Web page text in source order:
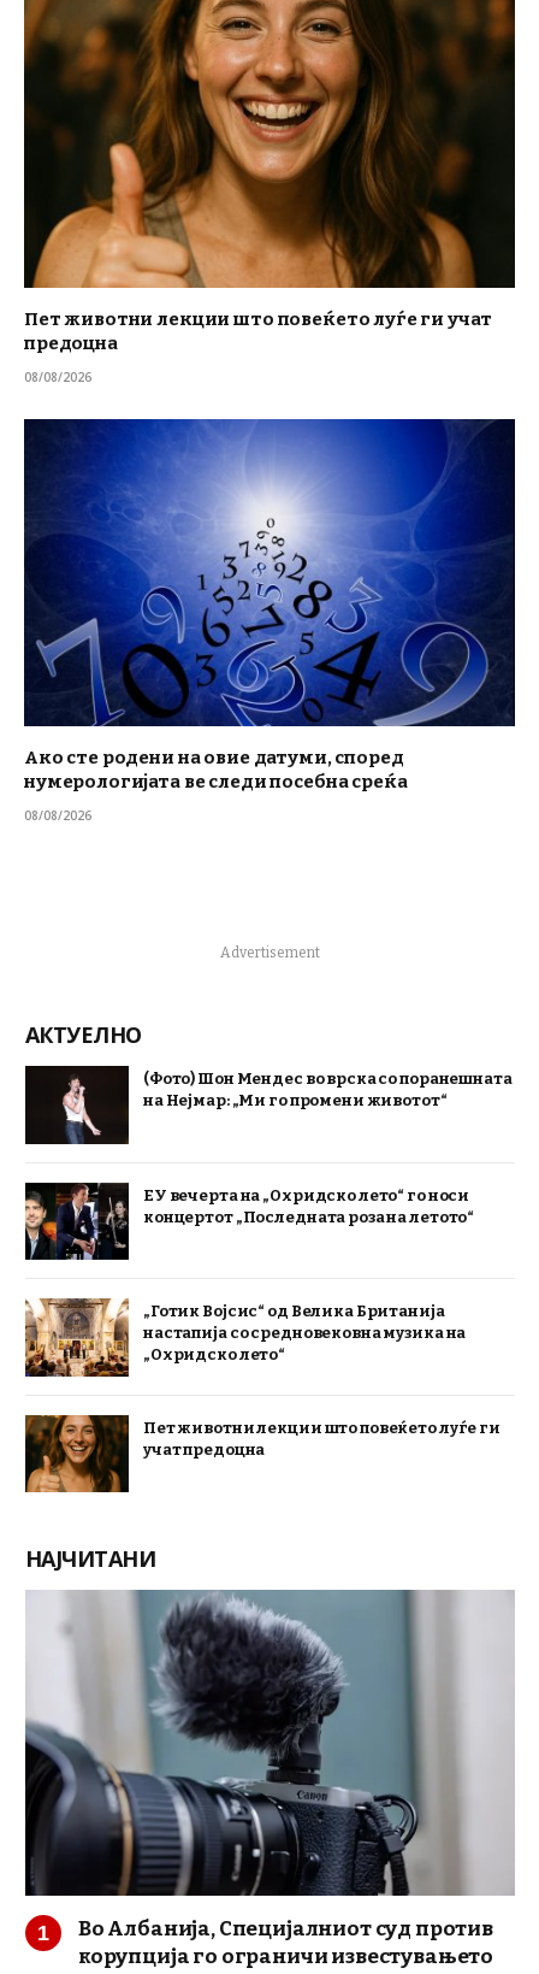
Пет животни лекции што повеќето луѓе ги учат
предоцна
08/08/2026
Ако сте родени на овие датуми, според
нумерологијата ве следи посебна среќа
08/08/2026
Advertisement
АКТУЕЛНО
(Фото) Шон Мендес во врска со поранешната
на Нејмар: „Ми го промени животот“
ЕУ вечерта на „Охридско лето“ го носи
концертот „Последната роза на летото“
„Готик Војсис“ од Велика Британија
настапија со средновековна музика на
„Охридско лето“
Пет животни лекции што повеќето луѓе ги
учат предоцна
НАЈЧИТАНИ
Во Албанија, Специјалниот суд против
корупција го ограничи известувањето